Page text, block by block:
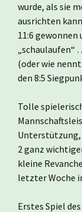
wurde, als sie
ausrichten
11:6 gewonnen
„schaulaufen“
(oder wie
den 8:5
Tolle
Unterstützung,
2 ganz
kleine
letzter Woche
Erstes Spiel